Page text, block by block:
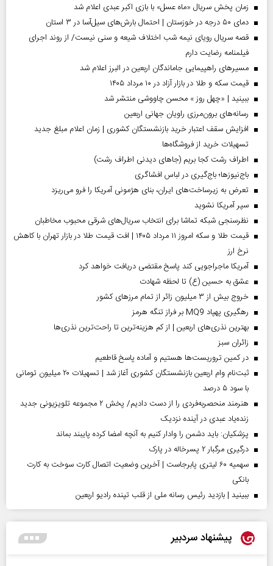
زمان پخش سریال «ماه عسل» با بازی اکبر عبدی اعلام شد
دمای ۵۰ درجه در خوزستان | احتمال بارش‌های سیل‌آسا در ۳ استان
قصه سریال رویای نیمه شب اختلاف شیعه و سنی نیست/ از روند اجرای
فیلمنامه رضایت دارم
مسیر‌های راهپیمایی جاماندگان اربعین در البرز اعلام شد
قیمت سکه و طلا در بازار آزاد در ۱۰ مرداد ۱۴۰۵
ببینید | «چهل روز » محسن چاووشی منتشر شد
رسانه‌های برون‌مرزی راویان جهانی اربعین
افزایش سقف اعتبار خرید بازنشستگان کشوری | زمان اعلام مبلغ جدید
تسهیلات خرید از فروشگاه‌ها
اطراف رشت کجا بریم (جاهای دیدنی اطراف رشت)
باج‌نیوزها؛ باج‌گیری در لباس افشاگری
تعرض به زیرساخت‌های ایران، بنای هژمونی آمریکا را فرو می‌ریزد
سپر آمریکا نشوید
نظرسنجی شبکه تماشا برای انتخاب سریال‌های شرقی محبوب مخاطبان
قیمت طلا و سکه امروز ۱۱ مرداد ۱۴۰۵ | افت قیمت طلا در بازار تهران با کاهش
نرخ ارز
آمریکا ماجراجویی کند پاسخ مقتضی دریافت خواهد کرد
عشق به حسین (ع) تا لحظه شهادت
خروج بیش از ۳ میلیون زائر از تمام مرز‌های کشور
رهگیری پهپاد MQ9 بر فراز تنگه هرمز
بهترین نذری‌های اربعین | از کم هزینه‌ترین تا راحت‌ترین نذری‌ها
‌زائران سبز
در کمین تروریست‌ها هستیم و آماده پاسخ قاطعیم
ثبت‌نام وام اربعین بازنشستگان کشوری آغاز شد | تسهیلات ۲۰ میلیون تومانی
با سود ۵ درصد
هنرمند منحصر‌به‌فردی را از دست دادیم/ پخش ۲ مجموعه تلویزیونی جدید
زنده‌یاد عبدی در آینده نزدیک
پزشکیان: باید دشمن را وادار کنیم به آنچه امضا کرده پایبند بماند
درگیری مرگبار ۲ پسرخاله در پارک
سهمیه ۶۰ لیتری پابرجاست | آخرین وضعیت اتصال کارت سوخت به کارت
بانکی
ببینید | بازدید رئیس رسانه ملی از قلب تپنده رادیو اربعین
پیشنهاد سردبیر